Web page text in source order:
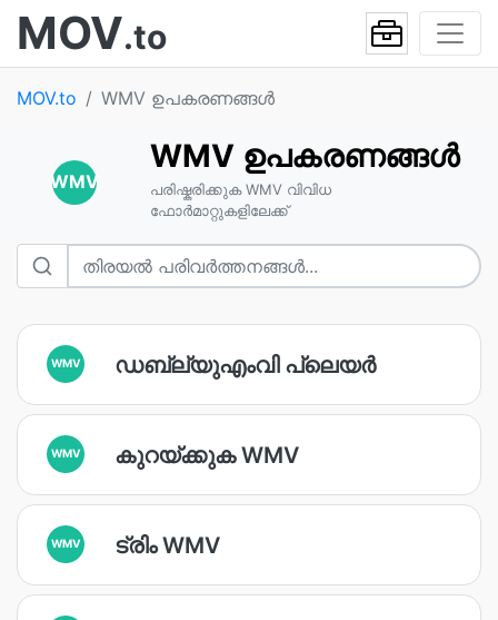
MOV.to
MOV.to WMV ഉപകരണങ്ങൾ
WMV
WMV ഉപകരണങ്ങൾ
പരിഷ്കരിക്കുക WMV വിവിധ
ഫോർമാറ്റുകളിലേക്ക്
WMV ഡബ്ല്യുഎംവി പ്ലെയർ
WMV കുറയ്ക്കുക WMV
WMV ട്രിം WMV